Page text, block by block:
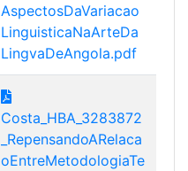
AspectosDaVariacao
LinguisticaNaArteDa
LingvaDeAngola.pdf
Costa_HBA_3283872
_RepensandoARelaca
oEntreMetodologiaTe